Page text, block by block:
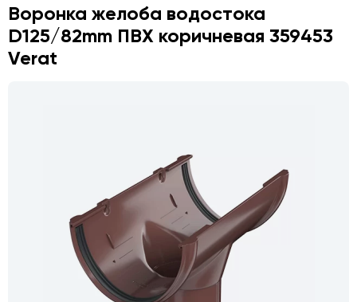
Воронка желоба водостока
D125/82mm ПВХ коричневая 359453
Verat